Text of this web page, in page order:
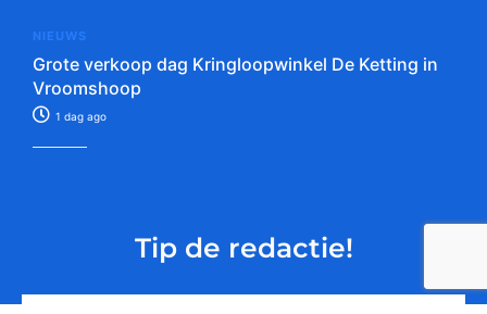
NIEUWS
Grote verkoop dag Kringloopwinkel De Ketting in
Vroomshoop
1 dag ago
Tip de redactie!